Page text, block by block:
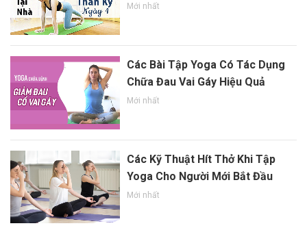
Mới nhất
Các Bài Tập Yoga Có Tác Dụng
Chữa Đau Vai Gáy Hiệu Quả
Mới nhất
Các Kỹ Thuật Hít Thở Khi Tập
Yoga Cho Người Mới Bắt Đầu
Mới nhất